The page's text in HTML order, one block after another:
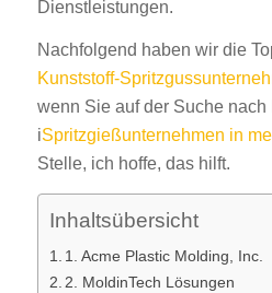
Dienstleistungen.
Nachfolgend haben wir die
Kunststoff-
wenn Sie auf der Suche nach
iSpritzgießunternehmen in
Stelle, ich hoffe, das hilft.
Inhaltsübersicht
1. Acme Plastic Molding, Inc.
2. MoldinTech Lösungen